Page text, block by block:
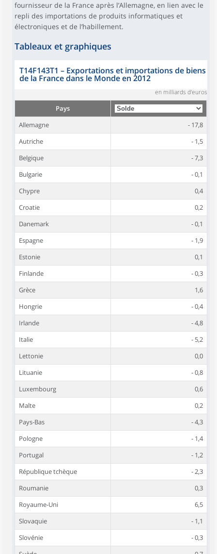
fournisseur de la France après l’Allemagne, en lien avec le
repli des importations de produits informatiques et
électroniques et de l’habillement.
Tableaux et graphiques
T14F143T1 – Exportations et importations de biens
de la France dans le Monde en 2012
en milliards d'euros
Pays
Allemagne
- 17,8
Autriche
- 1,5
Belgique
- 7,3
Bulgarie
- 0,1
Chypre
0,4
Croatie
0,2
Danemark
- 0,1
Espagne
- 1,9
Estonie
0,1
Finlande
- 0,3
Grèce
1,6
Hongrie
- 0,4
Irlande
- 4,8
Italie
- 5,2
Lettonie
0,0
Lituanie
- 0,8
Luxembourg
0,6
Malte
0,2
Pays-Bas
- 4,3
Pologne
- 1,4
Portugal
- 1,2
République tchèque
- 2,3
Roumanie
0,3
Royaume-Uni
6,5
Slovaquie
- 1,1
Slovénie
- 0,3